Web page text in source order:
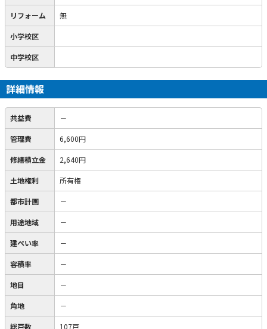
リフォーム 無
小学校区
中学校区
詳細情報
共益費 －
管理費 6,600円
修繕積立金 2,640円
土地権利 所有権
都市計画 －
用途地域 －
建ぺい率 －
容積率 －
地目 －
角地 －
総戸数 107戸